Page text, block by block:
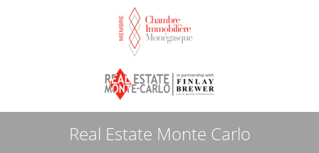
Real Estate Monte Carlo